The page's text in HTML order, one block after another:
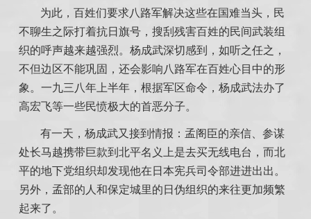
为此，百姓们要求八路军解决这些在国难当头，民
不聊生之际打着抗日旗号，搜刮残害百姓的民间武装组
织的呼声越来越强烈。杨成武深切感到，如听之任之，
不但边区不能巩固，还会影响八路军在百姓心目中的形
象。一九三八年上半年，根据军区命令，杨成武法办了
高宏飞等一些民愤极大的首恶分子。
有一天，杨成武又接到情报：孟阁臣的亲信、参谋
处长马越携带巨款到北平名义上是去买无线电台，而北
平的地下党组织却发现他在日本宪兵司令部进进出出。
另外，孟部的人和保定城里的日伪组织的来往更加频繁
起来了。